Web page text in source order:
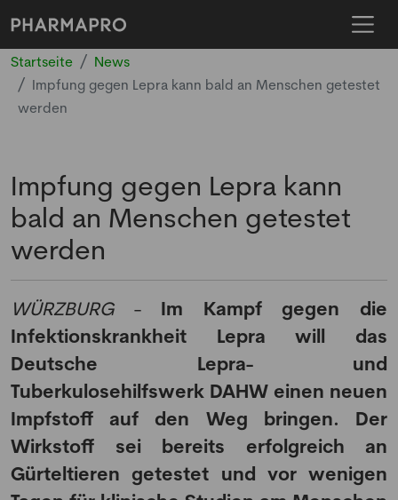
Startseite
News
Impfung gegen Lepra kann bald an Menschen getestet
werden
Impfung gegen Lepra kann
bald an Menschen getestet
werden
WÜRZBURG- Im Kampf gegen die
Infektionskrankheit Lepra will das
Deutsche Lepra- und
Tuberkulosehilfswerk DAHW einen neuen
Impfstoff auf den Weg bringen. Der
Wirkstoff sei bereits erfolgreich an
Gürteltieren getestet und vor wenigen